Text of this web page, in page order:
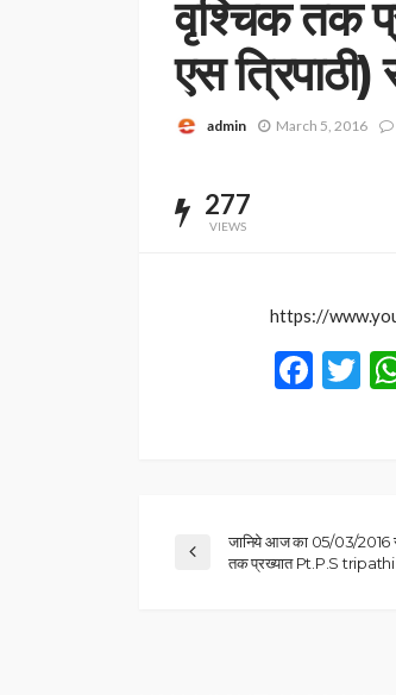
वृश्चिक तक
एस त्रिपाठी)
admin March 5, 2016
277
VIEWS
https://
जानिये आज का 05/03/2016
तक प्रख्यात Pt.P.S tripathi